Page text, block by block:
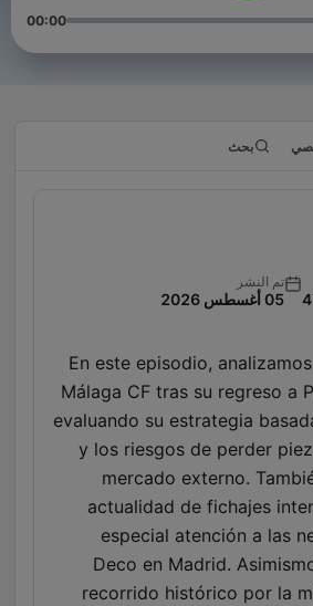
00:00
بحث
تم النشر
05 أغسطس 2026
En este episodio,
Málaga CF tras su regreso a
evaluando su estrategia
y los riesgos de perder
mercado externo.
actualidad de fichajes
especial atención a las
Deco en Madrid.
recorrido histórico por la